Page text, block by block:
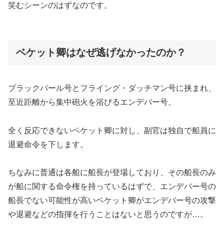
笑むシーンのはずなのです。
ベケット卿はなぜ逃げなかったのか？
ブラックパール号とフライング・ダッチマン号に挟まれ、
至近距離から集中砲火を浴びるエンデバー号。
全く反応できないベケット卿に対し、副官は独自で船員に
退避命令を下します。
ちなみに普通は各船に船長が登場しており、その船長のみ
が船に関する命令権を持っているはずで、エンデバー号の
船長でない可能性が高いベケット卿がエンデバー号の攻撃
や退避などの指揮を行うことはないと思うのですが…。